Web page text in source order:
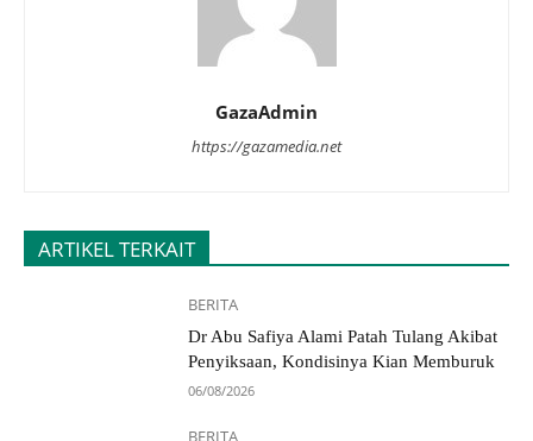
GazaAdmin
https://gazamedia.net
ARTIKEL TERKAIT
BERITA
Dr Abu Safiya Alami Patah Tulang Akibat
Penyiksaan, Kondisinya Kian Memburuk
06/08/2026
BERITA